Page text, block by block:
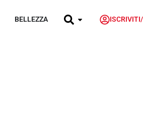
BELLEZZA